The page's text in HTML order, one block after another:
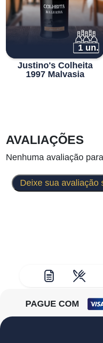
1 un.
Justino's Colheita
1997 Malvasia
AVALIAÇÕES
Nenhuma avaliação
Deixe sua avaliação
PAGUE COM